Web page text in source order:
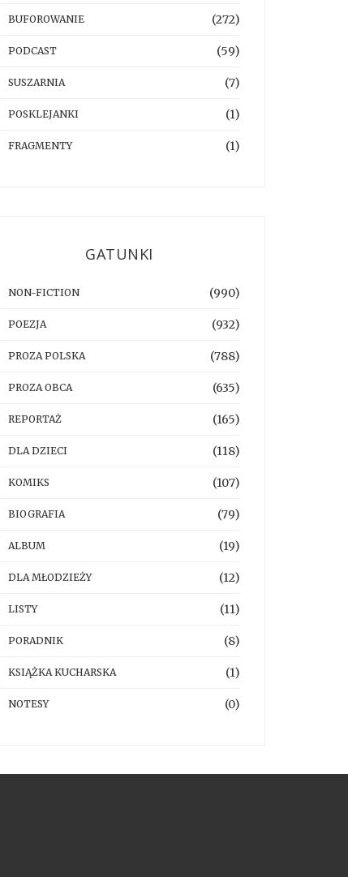
BUFOROWANIE (272)
PODCAST (59)
SUSZARNIA (7)
POSKLEJANKI (1)
FRAGMENTY (1)
GATUNKI
NON-FICTION (990)
POEZJA (932)
PROZA POLSKA (788)
PROZA OBCA (635)
REPORTAŻ (165)
DLA DZIECI (118)
KOMIKS (107)
BIOGRAFIA (79)
ALBUM (19)
DLA MŁODZIEŻY (12)
LISTY (11)
PORADNIK (8)
KSIĄŻKA KUCHARSKA (1)
NOTESY (0)